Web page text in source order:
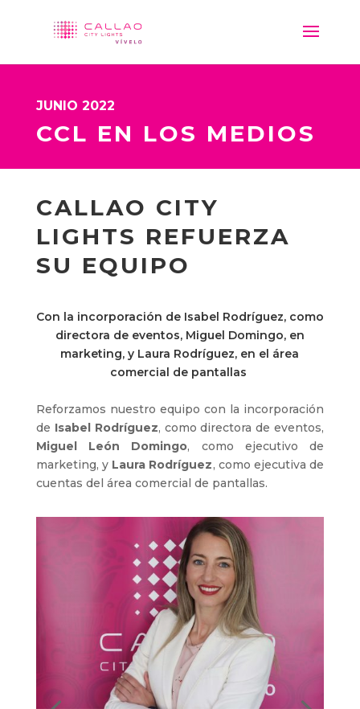
JUNIO 2022
CCL EN LOS MEDIOS
CALLAO CITY
LIGHTS REFUERZA
SU EQUIPO
Con la incorporación de Isabel Rodríguez, como
directora de eventos, Miguel Domingo, en
marketing, y Laura Rodríguez, en el área
comercial de pantallas
Reforzamos nuestro equipo con la incorporación
de Isabel Rodríguez, como directora de eventos,
Miguel León Domingo, como ejecutivo de
marketing, y Laura Rodríguez, como ejecutiva de
cuentas del área comercial de pantallas.